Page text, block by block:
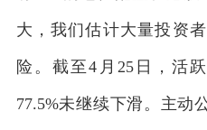
大，我们估计大量投资
险。截至4月25日，活
77.5%未继续下滑。主动